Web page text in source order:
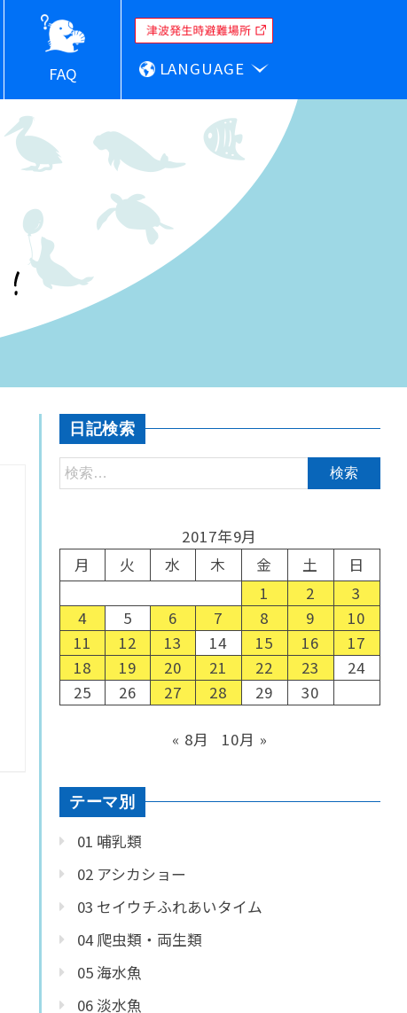
FAQ LANGUAGE
日記検索
2017年9月
月
火 水 木 金 土
日
1
2
3
4
5 6 7 8 9
10
11
12 13 14 15 16
17
18
19 20 21 22 23
24
25
26 27 28 29 30
« 8月 10月 »
テーマ別
01 哺乳類
02 アシカショー
03 セイウチふれあいタイム
04 爬虫類・両生類
05 海水魚
06 淡水魚